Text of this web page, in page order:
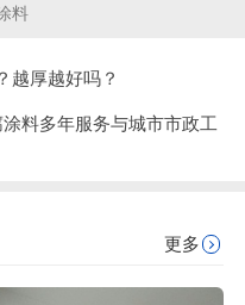
料
越厚越好吗？
料多年服务与城市市政工
更多